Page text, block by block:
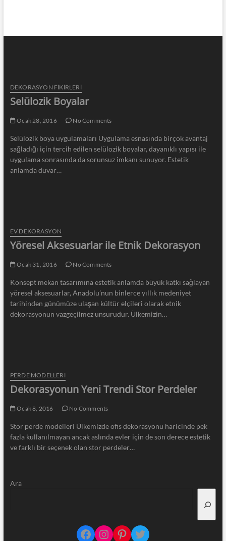
DEKORASYON FİKİRLERİ
Selülozik Boyalar
Ocak 28, 2016 No Comments
Selülozik boya uygulamaları Uygulama esnasında birçok avantaj
sağladığı için tercih edilen selülozik boyalar, dayanıklı yapısı ile
uygulama sonrasında da sorunsuz imkanı sunuyor. Estetik
anlamda duvar…
EV DEKORASYON
Yöresel Aksesuarlar ile Etnik Dekorasyon
Ocak 31, 2016 No Comments
Konsept mekan tasarımına estetik anlamda büyük katkı sağlayan
yöresel aksesuarlar, Anadolu’nun binlerce yıllık medeniyet
tarihinden günümüze ulaşan kültür elçileri olarak etnik
dekorasyonun vazgeçilmez unsurudur. Ülkemizin…
PERDE MODELLERI
Dekorasyonun Yeni Trendi Stor Perdeler
Ocak 8, 2016 No Comments
Stor perde modelleri Ülkemizde ofis dekorasyonu haricinde pek
fazla kullanılmayan ancak aslında evler için de son derece estetik
ve farklı bir seçenek olan stor perdeler…
Ara
Facebook
Instagram
Pinterest
Twitter